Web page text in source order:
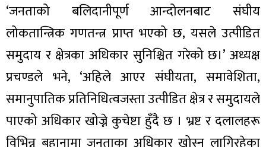
‘जनताको बलिदानीपूर्ण आन्दोलनबाट संघीय
लोकतान्त्रिक गणतन्त्र प्राप्त भएको छ, यसले उत्पीडित
समुदाय र क्षेत्रका अधिकार सुनिश्चित गरेको छ।’ अध्यक्ष
प्रचण्डले भने, ‘अहिले आएर संघीयता, समावेशिता,
समानुपातिक प्रतिनिधित्वजस्ता उत्पीडित क्षेत्र र समुदायले
पाएको अधिकार खोज्ने कुचेष्टा हुँदै छ । भ्रष्ट र दलालहरू